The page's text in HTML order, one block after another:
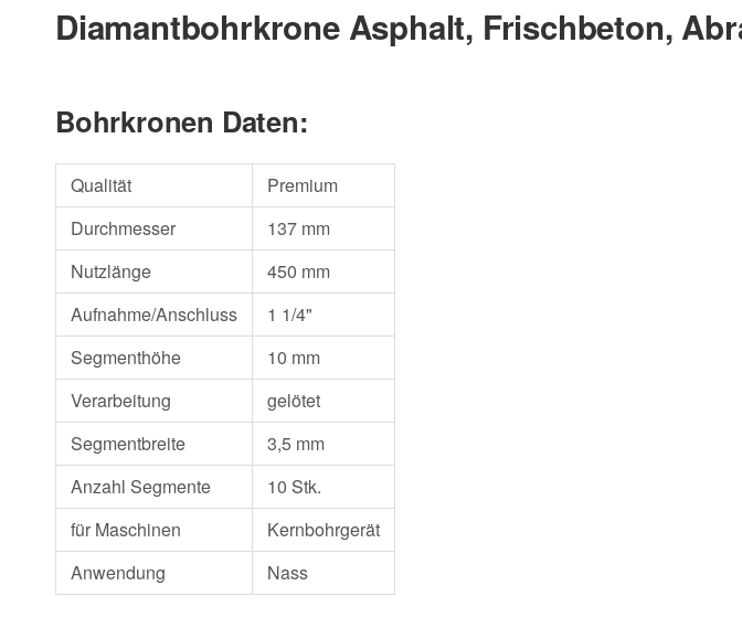
Diamantbohrkrone Asphalt, Frischbeton,
Bohrkronen Daten:
Qualität
Premium
Durchmesser
137 mm
Nutzlänge
450 mm
Aufnahme/Anschluss
1 1/4"
Segmenthöhe
10 mm
Verarbeitung
gelötet
Segmentbreite
3,5 mm
Anzahl Segmente
10 Stk.
für Maschinen
Kernbohrgerät
Anwendung
Nass